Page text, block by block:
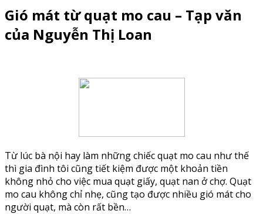
Gió mát từ quạt mo cau – Tạp văn
của Nguyễn Thị Loan
Từ lúc bà nội hay làm những chiếc quạt mo cau như thế
thì gia đình tôi cũng tiết kiệm được một khoản tiền
không nhỏ cho việc mua quạt giấy, quạt nan ở chợ. Quạt
mo cau không chỉ nhẹ, cũng tạo được nhiều gió mát cho
người quạt, mà còn rất bền…